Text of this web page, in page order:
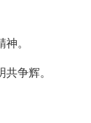
。
争辉。